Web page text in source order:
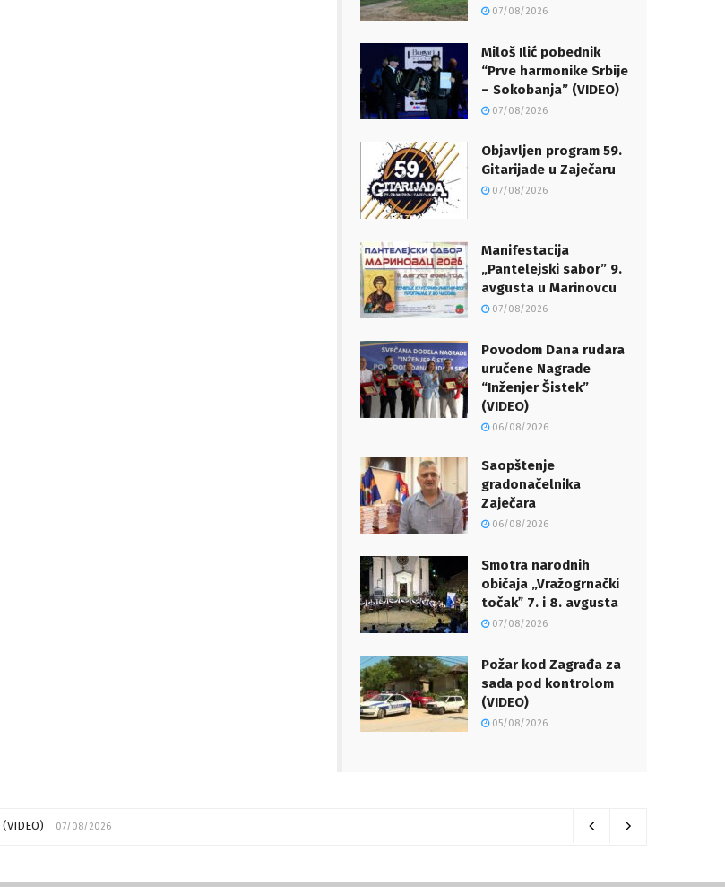
07/08/2026
Miloš Ilić pobednik
“Prve harmonike Srbije
– Sokobanja” (VIDEO)
07/08/2026
Objavljen program 59.
Gitarijade u Zaječaru
07/08/2026
Manifestacija
„Pantelejski sabor” 9.
avgusta u Marinovcu
07/08/2026
Povodom Dana rudara
uručene Nagrade
“Inženjer Šistek”
(VIDEO)
06/08/2026
Saopštenje
gradonačelnika
Zaječara
06/08/2026
Smotra narodnih
običaja „Vražogrnački
točakˮ 7. i 8. avgusta
07/08/2026
Požar kod Zagrađa za
sada pod kontrolom
(VIDEO)
05/08/2026